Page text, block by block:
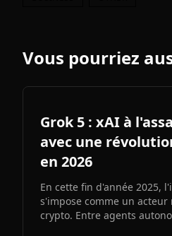
Vous pourriez
Grok 5 : xAI à
avec une
en 2026
En cette fin d'année 2025,
s'impose comme un
crypto. Entre agents